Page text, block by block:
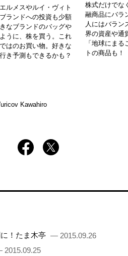
ルメスやルイ・ヴィト
ランドへの投資も少額
なブランドのバッグや
うに、株を買う。これ
はのお買い物。好きな
き予測もできるかも？
株式だけでな
融商品にバラ
人にはバラン
界の資産や通
「地球にま
トの商品も
Kawahiro
！たま木亭 — 2015.09.26
2015.09.25